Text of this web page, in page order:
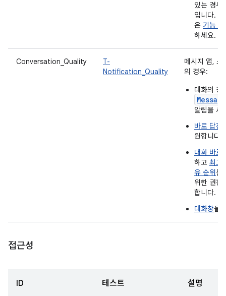
있는 경우
입니다.
은 기능
하세요.
Conversation_Quality
T-
Notification_Quality
메시지 앱, 소
의 경우:
대화의 경
알림을 사
바로 답장
원합니다.
대화 바로
하고 최고
유 순위를
위한 권장
합니다.
대화창을
접근성
ID 테스트 설명